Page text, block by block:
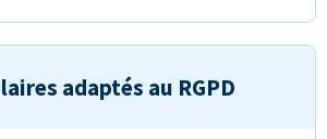
adaptés au RGPD